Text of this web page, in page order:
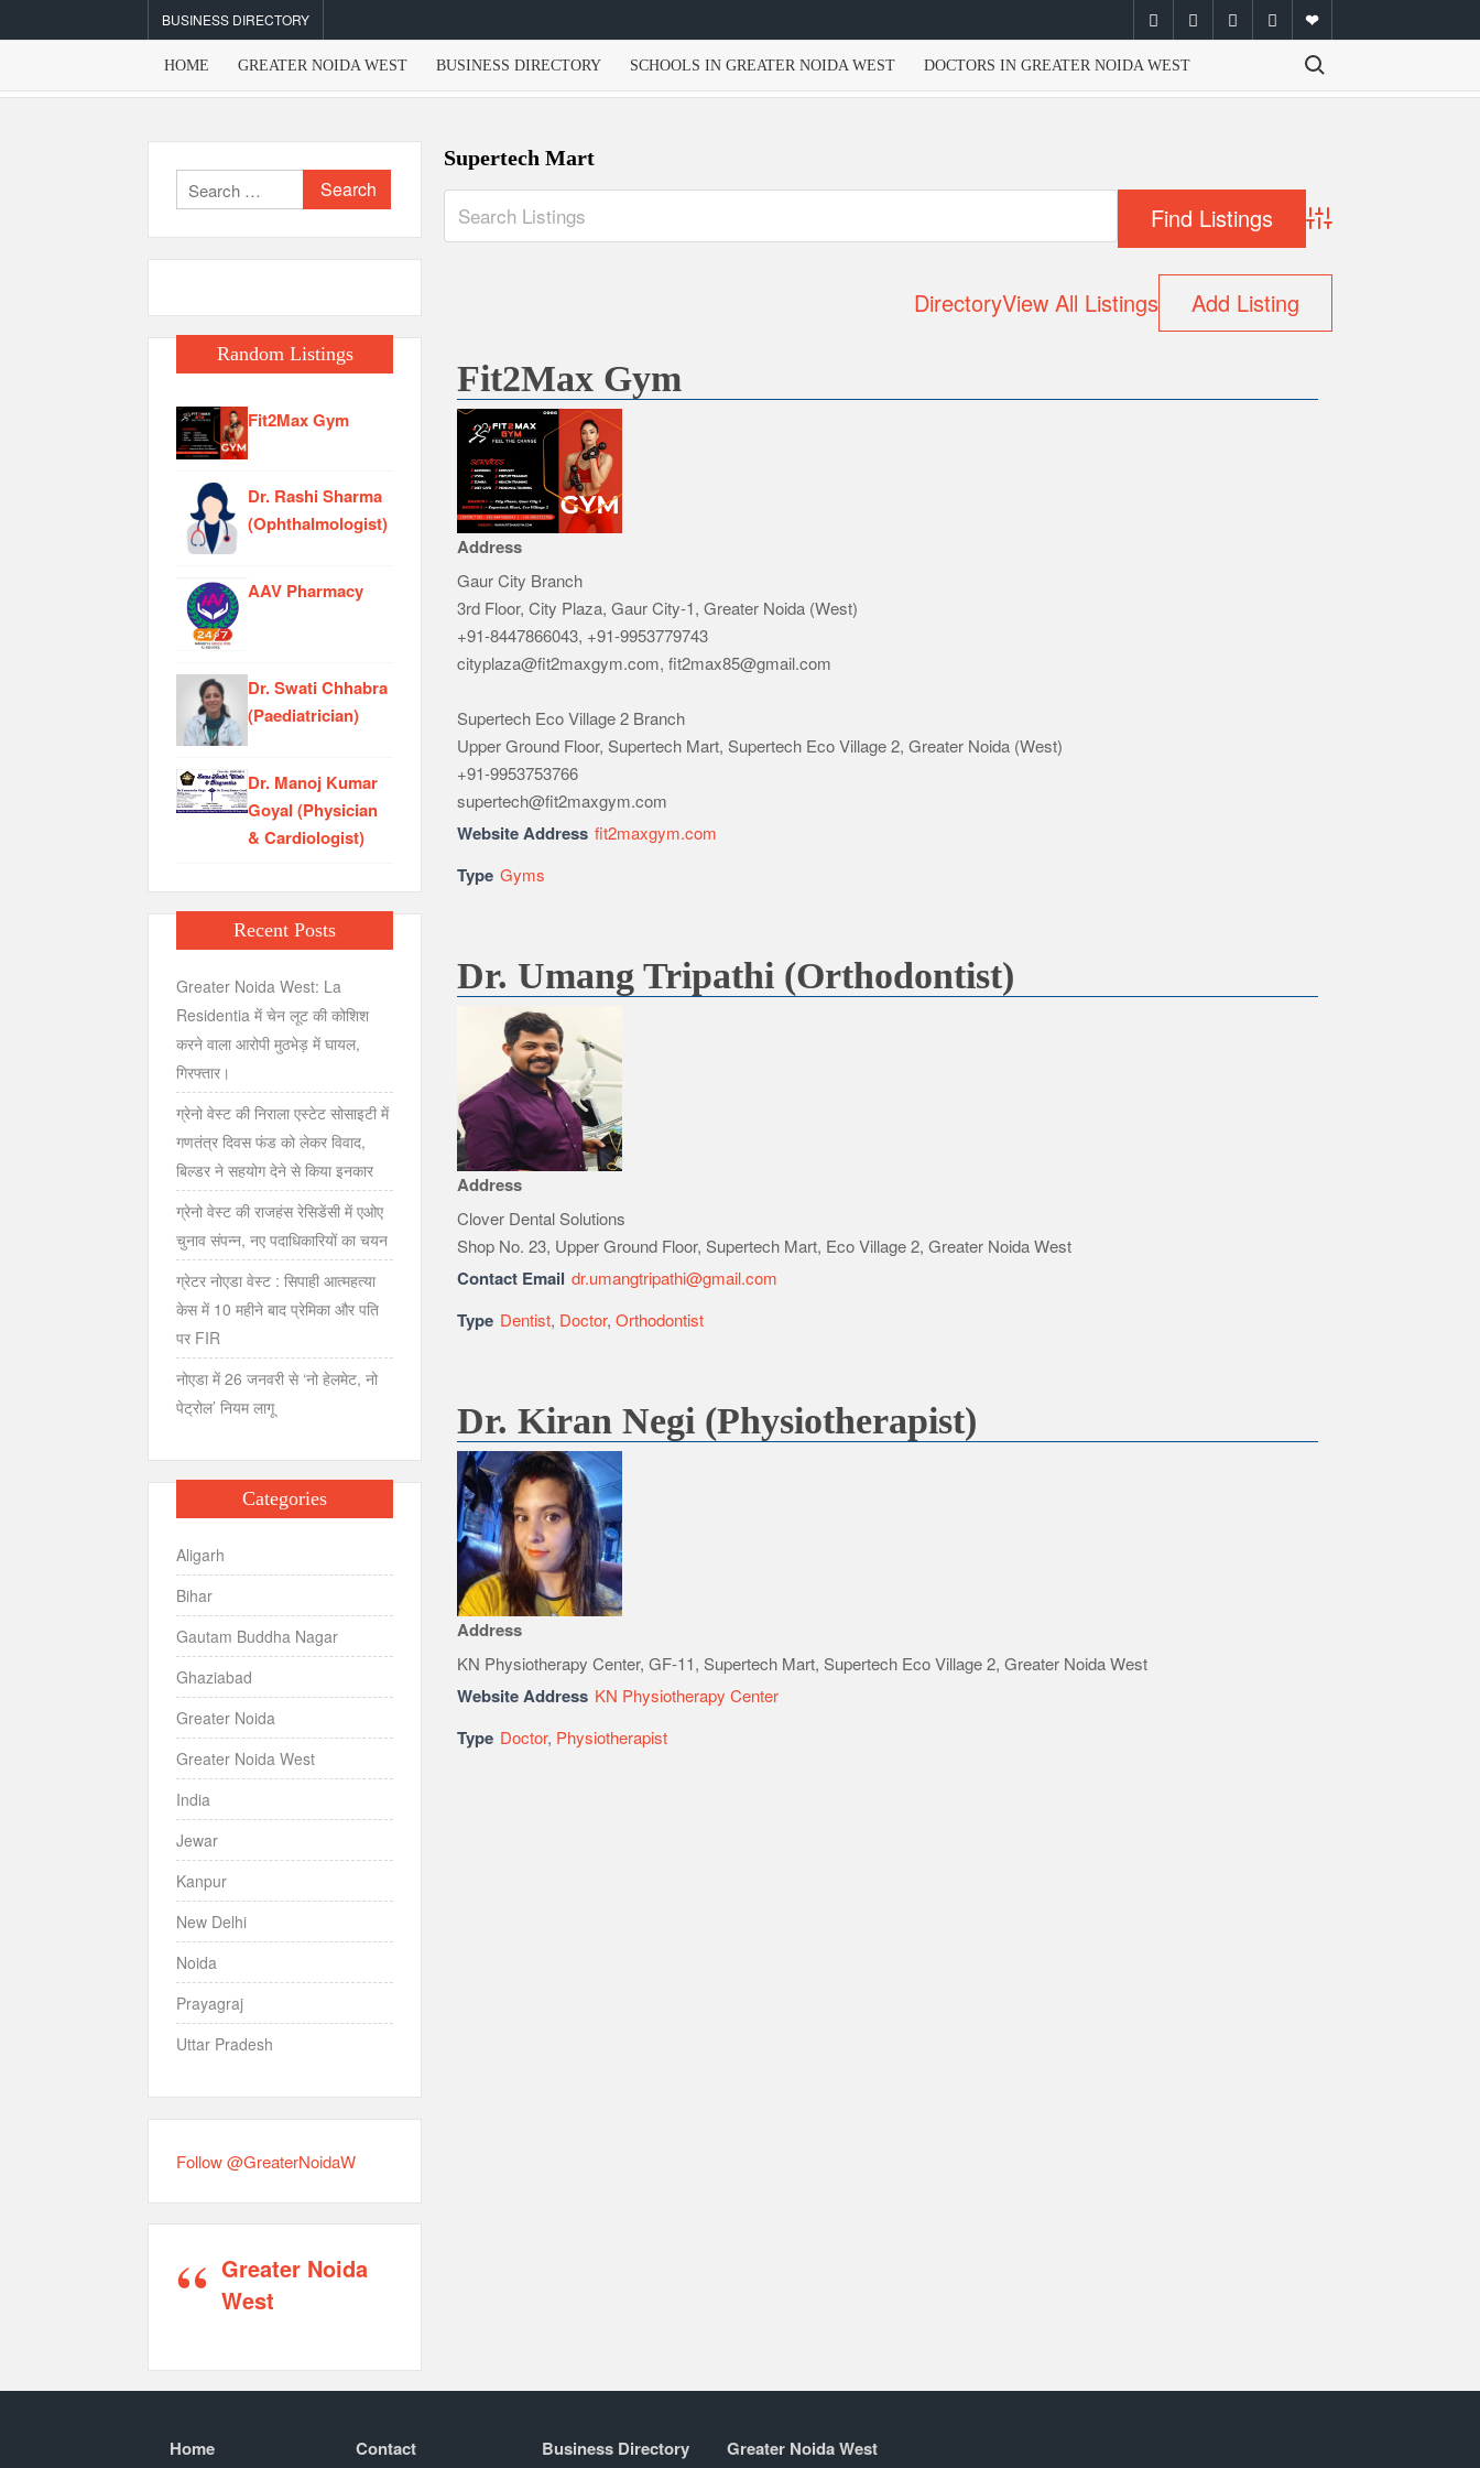
to
BUSINESS DIRECTORY facebooktwitterinstagram
youtubeemail
HOME GREATER NOIDA WEST BUSINESS DIRECTORY SCHOOLS IN GREATER NOIDA WEST DOCTORS IN GREATER NOIDA WEST Search for:
Supertech Mart
Advanced Search
DirectoryView All Listings Add Listing
Fit2Max Gym
Address
Gaur City Branch
3rd Floor, City Plaza, Gaur City-1, Greater Noida (West)
+91-8447866043, +91-9953779743
cityplaza@fit2maxgym.com,fit2max85@gmail.com
Supertech Eco Village 2 Branch
Upper Ground Floor, Supertech Mart, Supertech Eco Village 2, Greater Noida (West)
+91-9953753766
supertech@fit2maxgym.com
Website Address fit2maxgym.com
Type Gyms
Dr. Umang Tripathi (Orthodontist)
Address
Clover Dental Solutions
Shop No. 23, Upper Ground Floor, Supertech Mart, Eco Village 2, Greater Noida West
Contact Email dr.umangtripathi@gmail.com
Type Dentist, Doctor,Orthodontist
Dr. Kiran Negi (Physiotherapist)
Address
KN Physiotherapy Center, GF-11, Supertech Mart, Supertech Eco Village 2, Greater Noida West
Website Address KN Physiotherapy Center
Type Doctor, Physiotherapist
Search
for:
Random Listings
Fit2Max Gym
Dr. Rashi Sharma
(Ophthalmologist)
AAV Pharmacy
Dr. Swati Chhabra
(Paediatrician)
Dr. Manoj Kumar
Goyal (Physician
& Cardiologist)
Recent Posts
Greater Noida West: La
Residentia में चेन लूट की कोशिश
करने वाला आरोपी मुठभेड़ में घायल,
गिरफ्तार।
ग्रेनो वेस्ट की निराला एस्टेट सोसाइटी में
गणतंत्र दिवस फंड को लेकर विवाद,
बिल्डर ने सहयोग देने से किया इनकार
ग्रेनो वेस्ट की राजहंस रेसिडेंसी में एओए
चुनाव संपन्न, नए पदाधिकारियों का चयन
ग्रेटर नोएडा वेस्ट : सिपाही आत्महत्या
केस में 10 महीने बाद प्रेमिका और पति
पर FIR
नोएडा में 26 जनवरी से ‘नो हेलमेट, नो
पेट्रोल’ नियम लागू
Categories
Aligarh
Bihar
Gautam Buddha Nagar
Ghaziabad
Greater Noida
Greater Noida West
India
Jewar
Kanpur
New Delhi
Noida
Prayagraj
Uttar Pradesh
Follow @GreaterNoidaW
Greater Noida
West
Home Contact Business Directory Greater Noida West